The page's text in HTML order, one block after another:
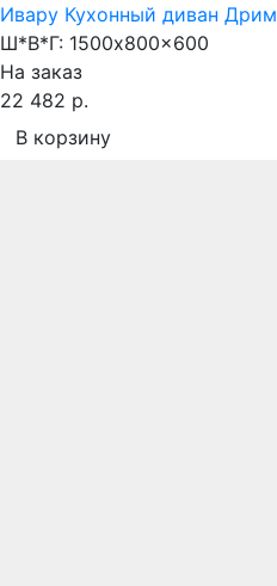
Ивару Кухонный диван Дрим
Ш*В*Г: 1500x800x600
На заказ
22 482 р.
В корзину